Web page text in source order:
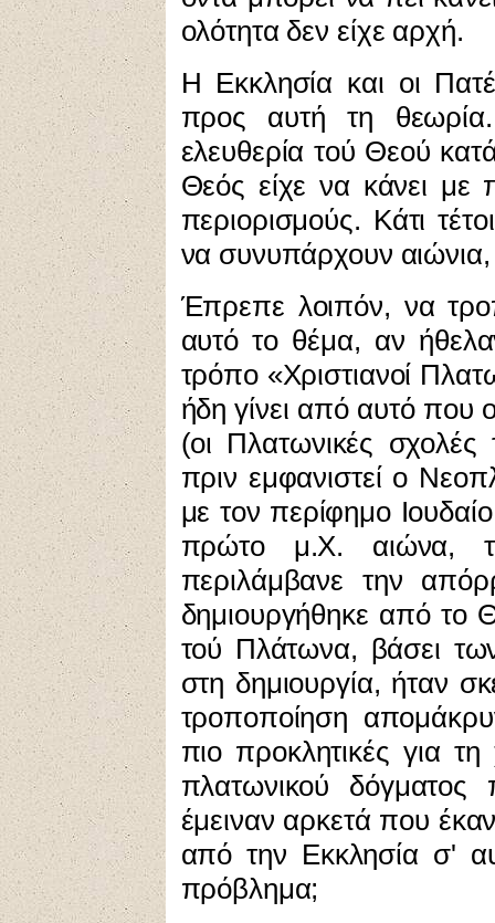
ολότητα δεν είχε αρχή.
Η Εκκλησία και οι
προς αυτή τη θεωρία.
ελευθερία τού Θεού
Θεός είχε να κάνει
περιορισμούς. Κάτι
να συνυπάρχουν
Έπρεπε λοιπόν, να
αυτό το θέμα, αν
τρόπο «Χριστιανοί
ήδη γίνει από αυτό που
(οι Πλατωνικές
πριν εμφανιστεί ο
με τον περίφημο
πρώτο μ.Χ. αιώνα,
περιλάμβανε την
δημιουργήθηκε από το
τού Πλάτωνα, βάσει
στη δημιουργία, ήταν
τροποποίηση
πιο προκλητικές για
πλατωνικού δόγματος
έμειναν αρκετά που
από την Εκκλησία σ'
πρόβλημα;